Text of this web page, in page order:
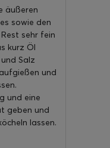
äußeren
sowie den
sehr fein
kurz Öl
Salz
und
und eine
geben und
lassen.